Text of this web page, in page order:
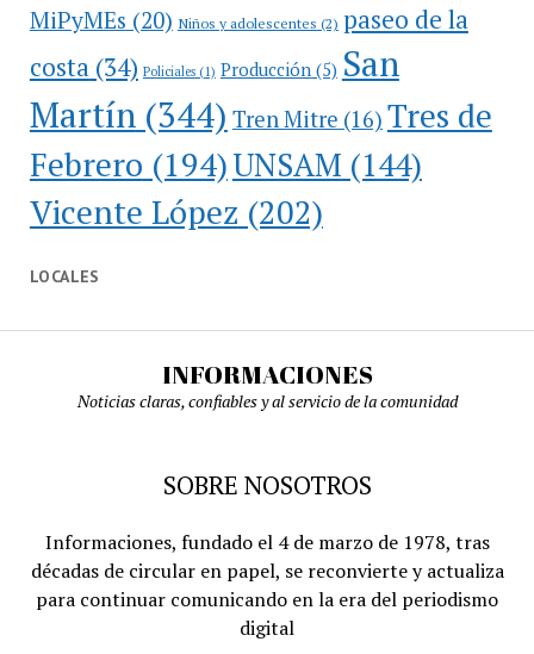
MiPyMEs (20) Niños y adolescentes (2) paseo de la
costa(34) Policiales(1) Producción(5) San
Martín(344) Tren Mitre (16) Tres de
Febrero (194)UNSAM (144)
Vicente López (202)
LOCALES
INFORMACIONES
Noticias claras, confiables y al servicio de la comunidad
SOBRE NOSOTROS
Informaciones, fundado el 4 de marzo de 1978, tras
décadas de circular en papel, se reconvierte y actualiza
para continuar comunicando en la era del periodismo
digital